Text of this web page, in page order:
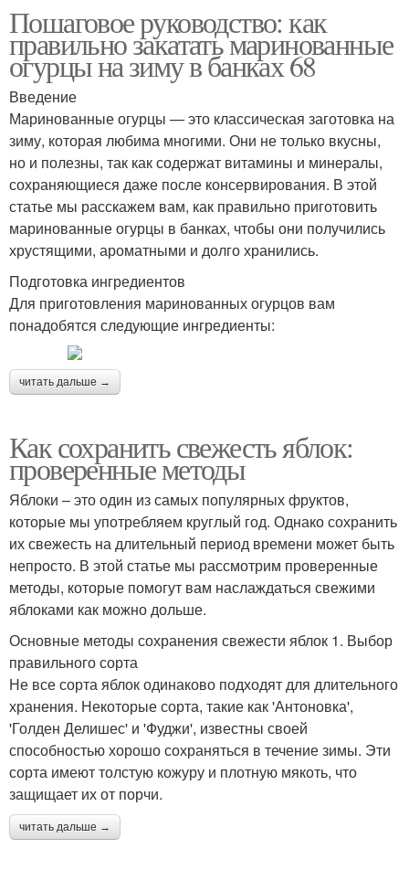
Пошаговое руководство: как
правильно закатать маринованные
огурцы на зиму в банках 68
Введение
Маринованные огурцы — это классическая заготовка на
зиму, которая любима многими. Они не только вкусны,
но и полезны, так как содержат витамины и минералы,
сохраняющиеся даже после консервирования. В этой
статье мы расскажем вам, как правильно приготовить
маринованные огурцы в банках, чтобы они получились
хрустящими, ароматными и долго хранились.
Подготовка ингредиентов
Для приготовления маринованных огурцов вам
понадобятся следующие ингредиенты:
читать дальше →
Как сохранить свежесть яблок:
проверенные методы
Яблоки – это один из самых популярных фруктов,
которые мы употребляем круглый год. Однако сохранить
их свежесть на длительный период времени может быть
непросто. В этой статье мы рассмотрим проверенные
методы, которые помогут вам наслаждаться свежими
яблоками как можно дольше.
Основные методы сохранения свежести яблок 1. Выбор
правильного сорта
Не все сорта яблок одинаково подходят для длительного
хранения. Некоторые сорта, такие как 'Антоновка',
'Голден Делишес' и 'Фуджи', известны своей
способностью хорошо сохраняться в течение зимы. Эти
сорта имеют толстую кожуру и плотную мякоть, что
защищает их от порчи.
читать дальше →